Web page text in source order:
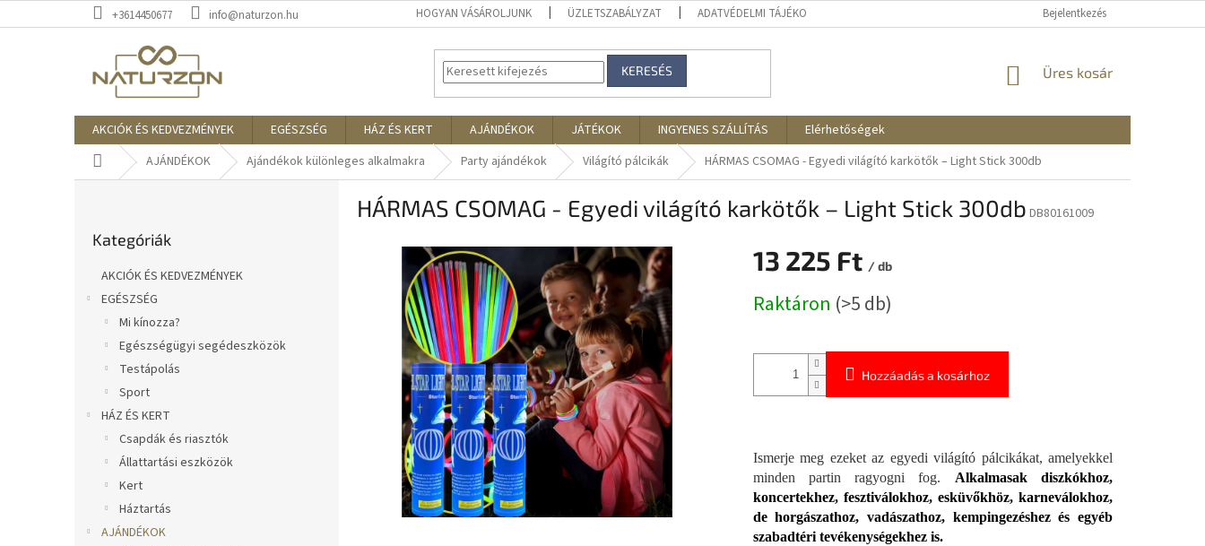
a
+3614450677 info@naturzon.hu HOGYAN VÁSÁROLJUNK ÜZLETSZABÁLYZAT ADATVÉDELMI TÁJÉKOZTATÓ REKLAMÁCIÓK ÉS
Bejelentkezés
KERESÉS KOSÁR
Üres kosár
AKCIÓK ÉS KEDVEZMÉNYEK EGÉSZSÉG HÁZ ÉS KERT AJÁNDÉKOK JÁTÉKOK INGYENES SZÁLLÍTÁS
Elérhetőségek
KezdőlapAJÁNDÉKOK Ajándékok különleges alkalmakra Party ajándékok Világító pálcikák HÁRMAS CSOMAG - Egyedi világító karkötők – Light Stick 300db
átugrása
Kategóriák
AKCIÓK ÉS KEDVEZMÉNYEK
EGÉSZSÉG
Mi kínozza?
Egészségügyi segédeszközök
Testápolás
Sport
HÁZ ÉS KERT
Csapdák és riasztók
Állattartási eszközök
Kert
Háztartás
AJÁNDÉKOK
HÁRMAS CSOMAG - Egyedi világító karkötők – Light Stick 300db DB80161009
13 225 Ft / db
Raktáron (>5 db)
Hozzáadás a kosárhoz
Ismerje meg ezeket az egyedi világító pálcikákat, amelyekkel
minden partin ragyogni fog. Alkalmasak diszkókhoz,
koncertekhez, fesztiválokhoz, esküvőkhöz, karneválokhoz,
de horgászathoz, vadászathoz, kempingezéshez és egyéb
szabadtéri tevékenységekhez is.